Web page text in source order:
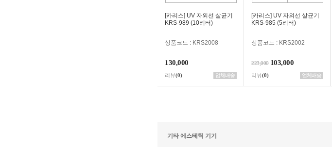
[카리스] UV 자외선 살균기
KRS-989 (10리터)
상품코드 : KRS2008
130,000
리뷰(0) 업체배송
[카리스] UV 자외선 살균기
KRS-985 (5리터)
상품코드 : KRS2002
223,000 103,000
리뷰(0) 업체배송
기타 에스테틱 기기